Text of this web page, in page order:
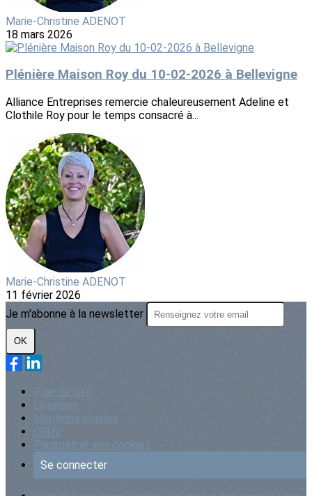
Marie-Christine ADENOT
18 mars 2026
Plénière Maison Roy du 10-02-2026 à Bellevigne
Alliance Entreprises remercie chaleureusement Adeline et
Clothile Roy pour le temps consacré à...
Marie-Christine ADENOT
11 février 2026
Je m'abonne à la newsletter
OK
Plan du site
Licences
Mentions légales
CGUV
Paramétrer vos cookies
Se connecter